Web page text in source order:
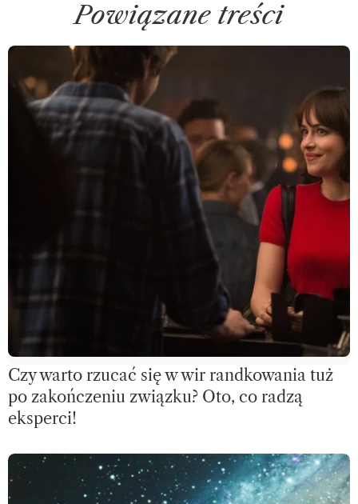
Powiązane treści
Czy warto rzucać się w wir randkowania tuż
po zakończeniu związku? Oto, co radzą
eksperci!